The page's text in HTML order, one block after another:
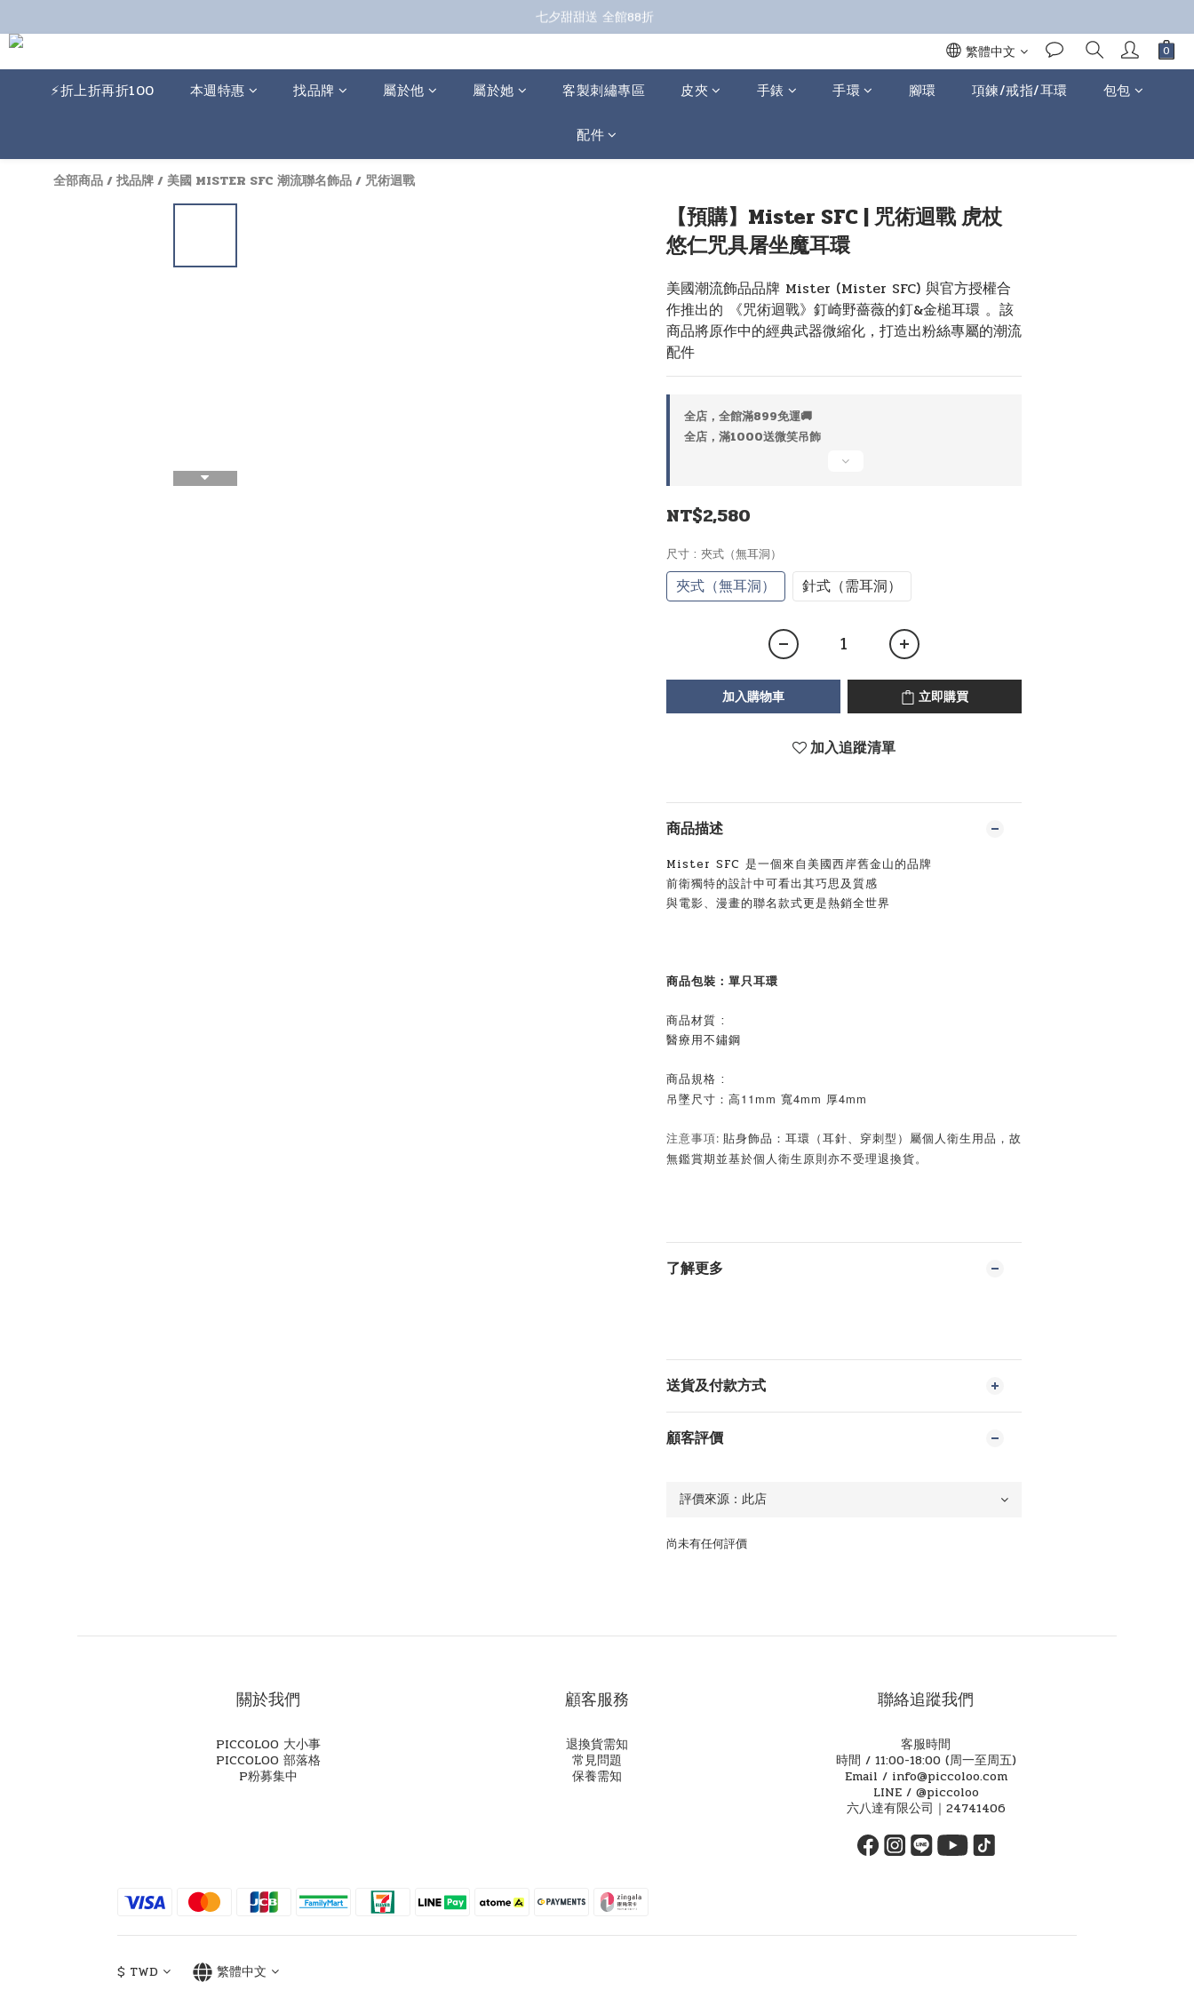
七夕甜甜送 全館88折
七夕甜甜送 全館88折
七夕甜甜送 全館88折
繁體中文
⚡️折上折再折100 本週特惠 找品牌 屬於他 屬於她 客製刺繡專區 皮夾 手錶 手環 腳環 項鍊/戒指/耳環 包包
配件
全部商品/找品牌/美國 MISTER SFC 潮流聯名飾品/咒術迴戰
【預購】Mister SFC | 咒術迴戰 虎杖
悠仁咒具屠坐魔耳環
美國潮流飾品品牌 Mister (Mister SFC) 與官方授權合
作推出的 《咒術迴戰》釘崎野薔薇的釘&金槌耳環 。該
商品將原作中的經典武器微縮化，打造出粉絲專屬的潮流
配件
全店，全館滿899免運🚚
全店，滿1000送微笑吊飾
NT$2,580
尺寸 : 夾式（無耳洞）
夾式（無耳洞） 針式（需耳洞）
加入購物車 立即購買
加入追蹤清單
商品描述
Mister SFC 是一個來自美國西岸舊金山的品牌
前衛獨特的設計中可看出其巧思及質感
與電影、漫畫的聯名款式更是熱銷全世界
商品包裝：單只耳環
商品材質 :
醫療用不鏽鋼
商品規格 :
吊墜尺寸：高11mm 寬4mm 厚4mm
注意事項: 貼身飾品：耳環（耳針、穿刺型）屬個人衛生用品，故
無鑑賞期並基於個人衛生原則亦不受理退換貨。
了解更多
送貨及付款方式
顧客評價
尚未有任何評價
關於我們
PICCOLOO 大小事
PICCOLOO 部落格
P粉募集中
顧客服務
退換貨需知
常見問題
保養需知
聯絡追蹤我們
客服時間
時間 / 11:00-18:00 (周一至周五)
Email / info@piccoloo.com
LINE / @piccoloo
六八達有限公司｜24741406
$ TWD 繁體中文